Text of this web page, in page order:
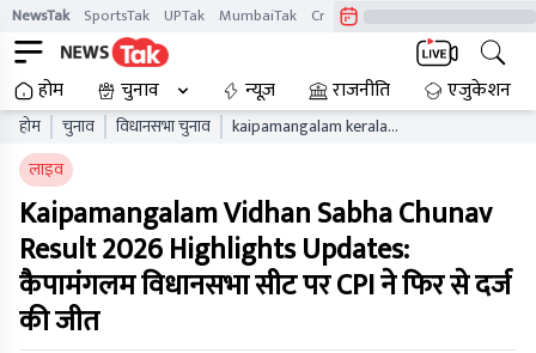
NewsTak SportsTak UPTak MumbaiTak CrimeTak
होम चुनाव न्यूज़ राजनीति एजुकेशन
होम चुनाव विधानसभा चुनाव
kaipamangalam kerala
लाइव
Kaipamangalam Vidhan Sabha Chunav
Result 2026 Highlights Updates:
कैपामंगलम विधानसभा सीट पर CPI ने फिर से दर्ज
की जीत